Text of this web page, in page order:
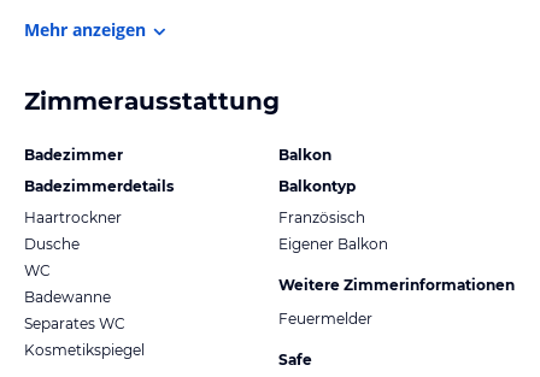
Mehr anzeigen
Zimmerausstattung
Badezimmer
Badezimmerdetails
Haartrockner
Dusche
WC
Badewanne
Separates WC
Kosmetikspiegel
Balkon
Balkontyp
Französisch
Eigener Balkon
Weitere Zimmerinformationen
Feuermelder
Safe